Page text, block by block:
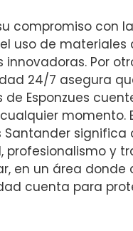
compromiso con
uso de materiales
innovadoras. Por
24/7 asegura
de Esponzues
momento.
Santander significa
profesionalismo y
en un área
cuenta para